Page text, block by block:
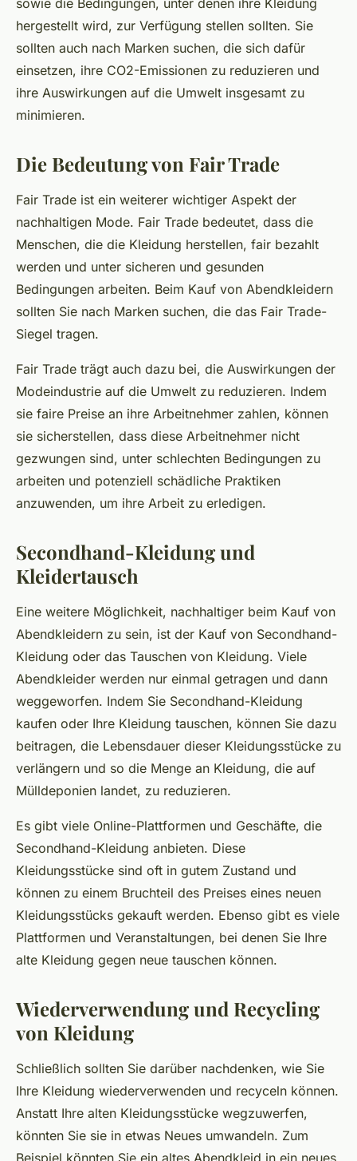
sowie die Bedingungen, unter denen ihre Kleidung
hergestellt wird, zur Verfügung stellen sollten. Sie
sollten auch nach Marken suchen, die sich dafür
einsetzen, ihre CO2-Emissionen zu reduzieren und
ihre Auswirkungen auf die Umwelt insgesamt zu
minimieren.
Die Bedeutung von Fair Trade
Fair Trade ist ein weiterer wichtiger Aspekt der
nachhaltigen Mode. Fair Trade bedeutet, dass die
Menschen, die die Kleidung herstellen, fair bezahlt
werden und unter sicheren und gesunden
Bedingungen arbeiten. Beim Kauf von Abendkleidern
sollten Sie nach Marken suchen, die das Fair Trade-
Siegel tragen.
Fair Trade trägt auch dazu bei, die Auswirkungen der
Modeindustrie auf die Umwelt zu reduzieren. Indem
sie faire Preise an ihre Arbeitnehmer zahlen, können
sie sicherstellen, dass diese Arbeitnehmer nicht
gezwungen sind, unter schlechten Bedingungen zu
arbeiten und potenziell schädliche Praktiken
anzuwenden, um ihre Arbeit zu erledigen.
Secondhand-Kleidung und
Kleidertausch
Eine weitere Möglichkeit, nachhaltiger beim Kauf von
Abendkleidern zu sein, ist der Kauf von Secondhand-
Kleidung oder das Tauschen von Kleidung. Viele
Abendkleider werden nur einmal getragen und dann
weggeworfen. Indem Sie Secondhand-Kleidung
kaufen oder Ihre Kleidung tauschen, können Sie dazu
beitragen, die Lebensdauer dieser Kleidungsstücke zu
verlängern und so die Menge an Kleidung, die auf
Mülldeponien landet, zu reduzieren.
Es gibt viele Online-Plattformen und Geschäfte, die
Secondhand-Kleidung anbieten. Diese
Kleidungsstücke sind oft in gutem Zustand und
können zu einem Bruchteil des Preises eines neuen
Kleidungsstücks gekauft werden. Ebenso gibt es viele
Plattformen und Veranstaltungen, bei denen Sie Ihre
alte Kleidung gegen neue tauschen können.
Wiederverwendung und Recycling
von Kleidung
Schließlich sollten Sie darüber nachdenken, wie Sie
Ihre Kleidung wiederverwenden und recyceln können.
Anstatt Ihre alten Kleidungsstücke wegzuwerfen,
könnten Sie sie in etwas Neues umwandeln. Zum